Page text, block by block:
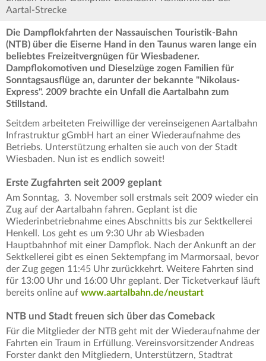
Aartal-Strecke
Die Dampflokfahrten der Nassauischen Touristik-Bahn
(NTB) über die Eiserne Hand in den Taunus waren lange ein
beliebtes Freizeitvergnügen für Wiesbadener.
Dampflokomotiven und Dieselzüge zogen Familien für
Sonntagsausflüge an, darunter der bekannte "Nikolaus-
Express". 2009 brachte ein Unfall die Aartalbahn zum
Stillstand.
Seitdem arbeiteten Freiwillige der vereinseigenen Aartalbahn
Infrastruktur gGmbH hart an einer Wiederaufnahme des
Betriebs. Unterstützung erhalten sie auch von der Stadt
Wiesbaden. Nun ist es endlich soweit!
Erste Zugfahrten seit 2009 geplant
Am Sonntag, 3. November soll erstmals seit 2009 wieder ein
Zug auf der Aartalbahn fahren. Geplant ist die
Wiederinbetriebnahme eines Abschnitts bis zur Sektkellerei
Henkell. Los geht es um 9:30 Uhr ab Wiesbaden
Hauptbahnhof mit einer Dampflok. Nach der Ankunft an der
Sektkellerei gibt es einen Sektempfang im Marmorsaal, bevor
der Zug gegen 11:45 Uhr zurückkehrt. Weitere Fahrten sind
für 13:00 Uhr und 16:00 Uhr geplant. Der Ticketverkauf läuft
bereits online auf www.aartalbahn.de/neustart
NTB und Stadt freuen sich über das Comeback
Für die Mitglieder der NTB geht mit der Wiederaufnahme der
Fahrten ein Traum in Erfüllung. Vereinsvorsitzender Andreas
Forster dankt den Mitgliedern, Unterstützern, Stadtrat